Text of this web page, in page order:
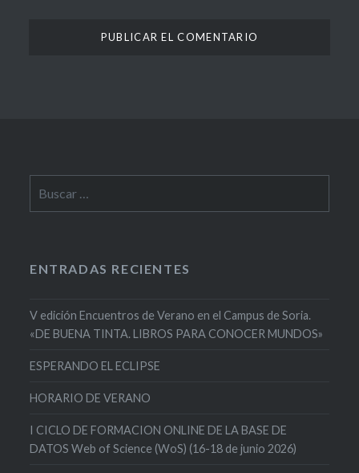
ENTRADAS RECIENTES
V edición Encuentros de Verano en el Campus de Soria.
«DE BUENA TINTA. LIBROS PARA CONOCER MUNDOS»
ESPERANDO EL ECLIPSE
HORARIO DE VERANO
I CICLO DE FORMACION ONLINE DE LA BASE DE
DATOS Web of Science (WoS) (16-18 de junio 2026)